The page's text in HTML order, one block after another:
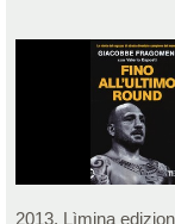
2013, Lìmina